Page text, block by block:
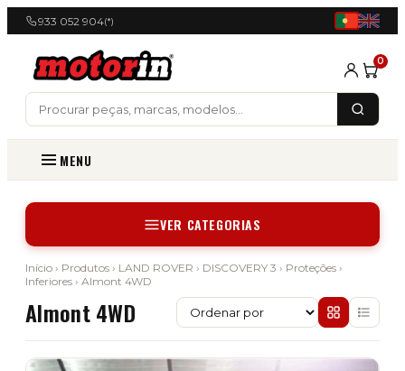
933 052 904(*)
0
MENU
VER CATEGORIAS
Início › Produtos › LAND ROVER › DISCOVERY 3 › Proteções ›
Inferiores › Almont 4WD
Almont 4WD